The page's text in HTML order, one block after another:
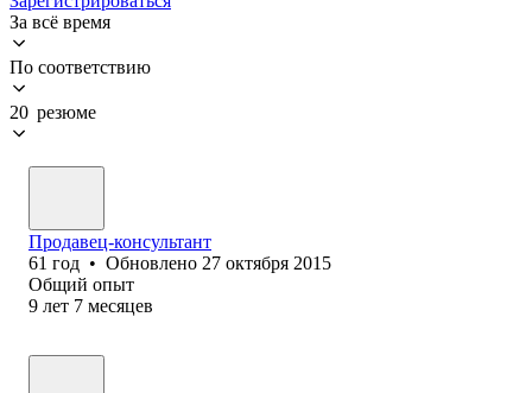
За всё время
По соответствию
20 резюме
Продавец-консультант
61 год • Обновлено 27 октября 2015
Общий опыт
9 лет 7 месяцев